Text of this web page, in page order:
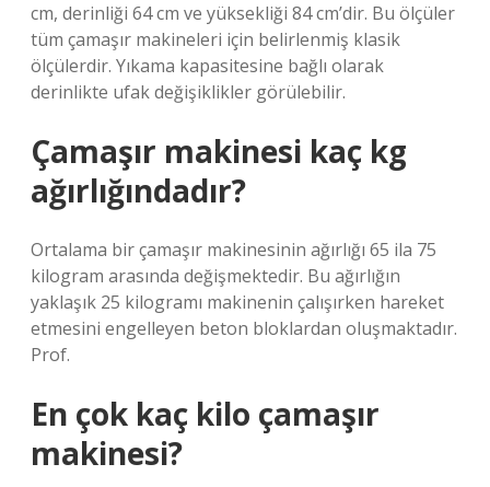
cm, derinliği 64 cm ve yüksekliği 84 cm’dir. Bu ölçüler
tüm çamaşır makineleri için belirlenmiş klasik
ölçülerdir. Yıkama kapasitesine bağlı olarak
derinlikte ufak değişiklikler görülebilir.
Çamaşır makinesi kaç kg
ağırlığındadır?
Ortalama bir çamaşır makinesinin ağırlığı 65 ila 75
kilogram arasında değişmektedir. Bu ağırlığın
yaklaşık 25 kilogramı makinenin çalışırken hareket
etmesini engelleyen beton bloklardan oluşmaktadır.
Prof.
En çok kaç kilo çamaşır
makinesi?